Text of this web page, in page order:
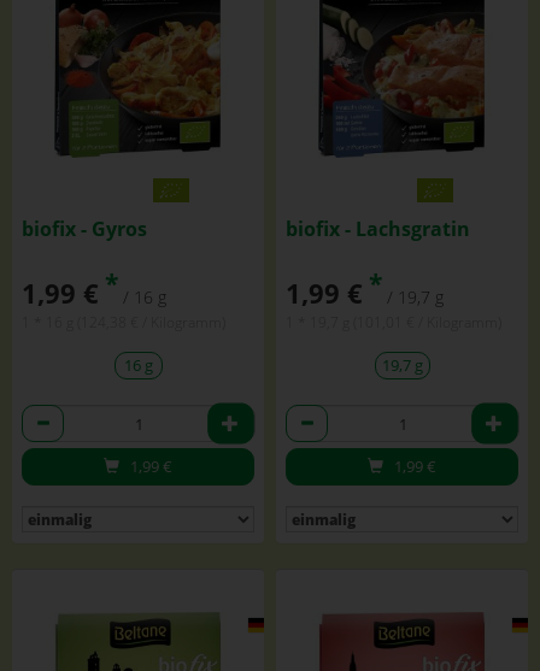
biofix - Gyros
1,99 € * / 16 g
16 g
Anzahl
1,99€
biofix - Lachsgratin
1,99 € * / 19,7 g
19,7 g
Anzahl
1,99€